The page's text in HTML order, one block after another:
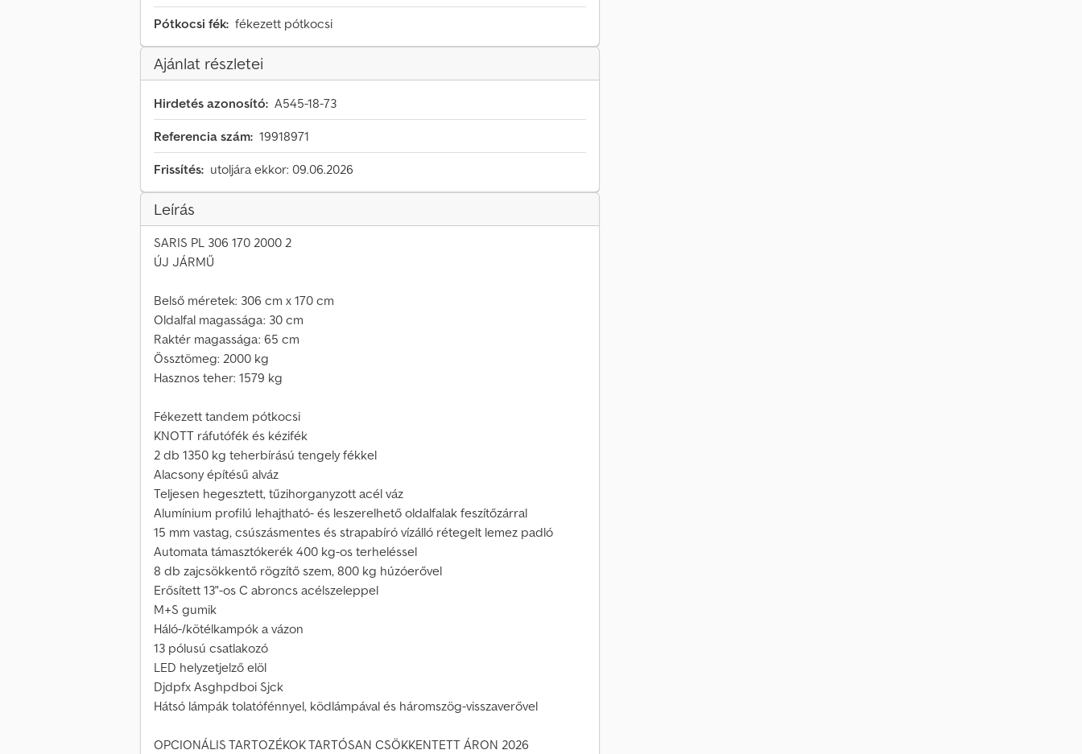
Pótkocsi fék: fékezett pótkocsi
Ajánlat részletei
Hirdetés azonosító: A545-18-73
Referencia szám: 19918971
Frissítés: utoljára ekkor: 09.06.2026
Leírás
SARIS PL 306 170 2000 2
ÚJ JÁRMŰ
Belső méretek: 306 cm x 170 cm
Oldalfal magassága: 30 cm
Raktér magassága: 65 cm
Össztömeg: 2000 kg
Hasznos teher: 1579 kg
Fékezett tandem pótkocsi
KNOTT ráfutófék és kézifék
2 db 1350 kg teherbírású tengely fékkel
Alacsony építésű alváz
Teljesen hegesztett, tűzihorganyzott acél váz
Alumínium profilú lehajtható- és leszerelhető oldalfalak feszítőzárral
15 mm vastag, csúszásmentes és strapabíró vízálló rétegelt lemez padló
Automata támasztókerék 400 kg-os terheléssel
8 db zajcsökkentő rögzítő szem, 800 kg húzóerővel
Erősített 13"-os C abroncs acélszeleppel
M+S gumik
Háló-/kötélkampók a vázon
13 pólusú csatlakozó
LED helyzetjelző elöl
Djdpfx Asghpdboi Sjck
Hátsó lámpák tolatófénnyel, ködlámpával és háromszög-visszaverővel
OPCIONÁLIS TARTOZÉKOK TARTÓSAN CSÖKKENTETT ÁRON 2026